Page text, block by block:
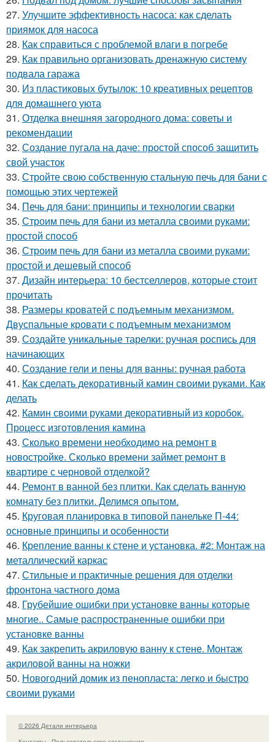
27. Улучшите эффективность насоса: как сделать
приямок для насоса
28. Как справиться с проблемой влаги в погребе
29. Как правильно организовать дренажную систему
подвала гаража
30. Из пластиковых бутылок: 10 креативных рецептов
для домашнего уюта
31. Отделка внешняя загородного дома: советы и
рекомендации
32. Создание пугала на даче: простой способ защитить
свой участок
33. Стройте свою собственную стальную печь для бани с
помощью этих чертежей
34. Печь для бани: принципы и технологии сварки
35. Строим печь для бани из металла своими руками:
простой способ
36. Строим печь для бани из металла своими руками:
простой и дешевый способ
37. Дизайн интерьера: 10 бестселлеров, которые стоит
прочитать
38. Размеры кроватей с подъемным механизмом.
Двуспальные кровати с подъемным механизмом
39. Создайте уникальные тарелки: ручная роспись для
начинающих
40. Создание гели и пены для ванны: ручная работа
41. Как сделать декоративный камин своими руками. Как
делать
42. Камин своими руками декоративный из коробок.
Процесс изготовления камина
43. Сколько времени необходимо на ремонт в
новостройке. Сколько времени займет ремонт в
квартире с черновой отделкой?
44. Ремонт в ванной без плитки. Как сделать ванную
комнату без плитки. Делимся опытом.
45. Круговая планировка в типовой панельке П-44:
основные принципы и особенности
46. Крепление ванны к стене и установка. #2: Монтаж на
металлический каркас
47. Стильные и практичные решения для отделки
фронтона частного дома
48. Грубейшие ошибки при установке ванны которые
многие.. Самые распространенные ошибки при
установке ванны
49. Как закрепить акриловую ванну к стене. Монтаж
акриловой ванны на ножки
50. Новогодний домик из пенопласта: легко и быстро
своими руками
© 2026 Детали интерьера